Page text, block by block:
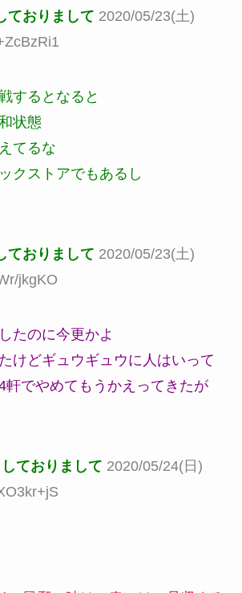
ておりまして 2020/05/23(土)
するとなると
状態
てるな
クストアでもあるし
ておりまして 2020/05/23(土)
jkgKO
たのに今更かよ
けどギュウギュウに人はいって
軒でやめてもうかえってきたが
ておりまして 2020/05/24(日)